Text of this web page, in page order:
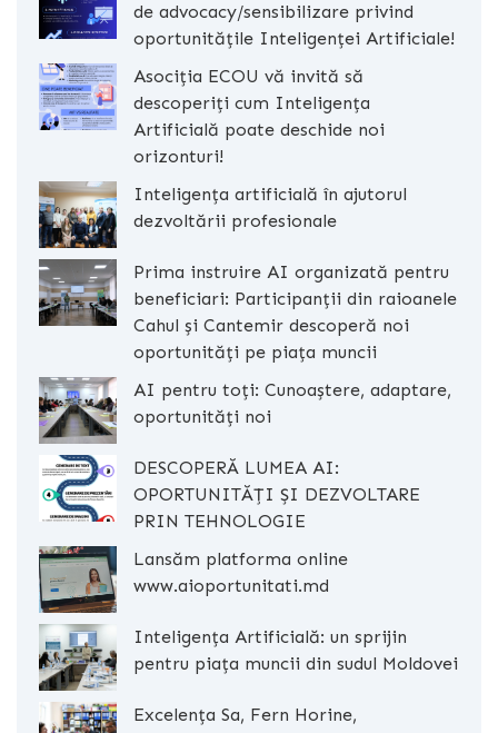
de advocacy/sensibilizare privind
oportunitățile Inteligenței Artificiale!
Asociția ECOU vă invită să
descoperiți cum Inteligența
Artificială poate deschide noi
orizonturi!
Inteligența artificială în ajutorul
dezvoltării profesionale
Prima instruire AI organizată pentru
beneficiari: Participanții din raioanele
Cahul și Cantemir descoperă noi
oportunități pe piața muncii
AI pentru toți: Cunoaștere, adaptare,
oportunități noi
DESCOPERĂ LUMEA AI:
OPORTUNITĂȚI ȘI DEZVOLTARE
PRIN TEHNOLOGIE
Lansăm platforma online
www.aioportunitati.md
Inteligența Artificială: un sprijin
pentru piața muncii din sudul Moldovei
Excelența Sa, Fern Horine,